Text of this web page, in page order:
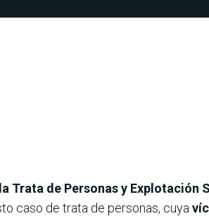
Trata de Personas y Explotación
caso de trata de personas, cuya